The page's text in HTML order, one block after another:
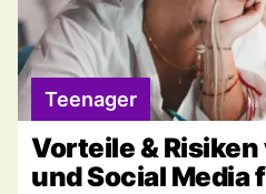
Teenager
Vorteile &
und Social Media